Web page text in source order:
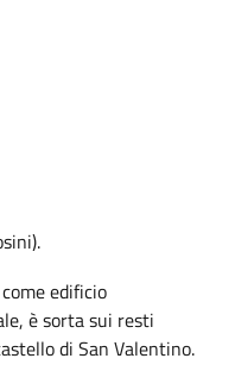
edificio
è sorta sui resti
di San Valentino.